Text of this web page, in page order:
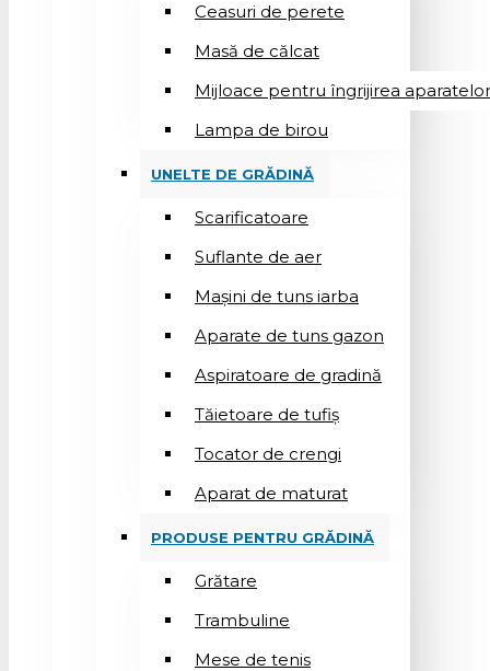
Ceasuri de perete
Masă de călcat
Mijloace pentru îngrijirea
Lampa de birou
UNELTE DE GRĂDINĂ
Scarificatoare
Suflantе de aer
Mașini de tuns iarba
Aparate de tuns gazon
Aspiratoare de gradină
Tăietoare de tufiș
Tocator de crengi
Aparat de maturat
PRODUSE PENTRU GRĂDINĂ
Grătare
Trambuline
Mese de tenis